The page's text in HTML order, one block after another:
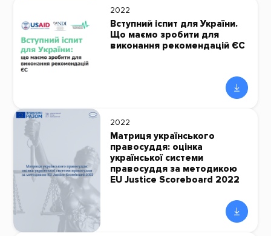
2022
Вступний іспит для України.
Що маємо зробити для
виконання рекомендацій ЄС
2022
Матриця українського
правосуддя: оцінка
української системи
правосуддя за методикою
EU Justice Scoreboard 2022